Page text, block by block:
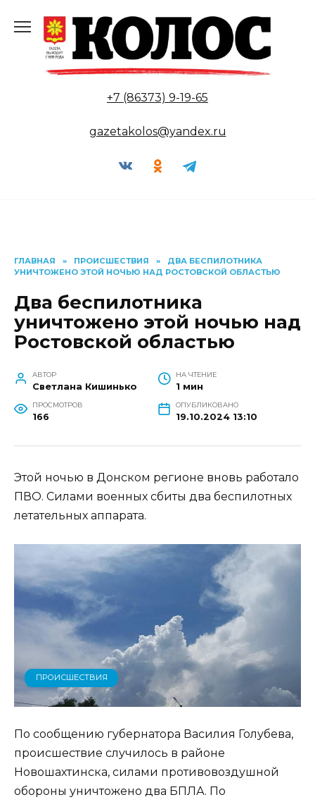
содержанию
+7 (86373) 9-19-65
gazetakolos@yandex.ru
ГЛАВНАЯ » ПРОИСШЕСТВИЯ »
ДВА БЕСПИЛОТНИКА
УНИЧТОЖЕНО ЭТОЙ НОЧЬЮ НАД РОСТОВСКОЙ ОБЛАСТЬЮ
Два беспилотника
уничтожено этой ночью над
Ростовской областью
АВТОР
Светлана Кишинько
НА ЧТЕНИЕ
1 мин
ПРОСМОТРОВ
166
ОПУБЛИКОВАНО
19.10.2024 13:10
Этой ночью в Донском регионе вновь работало
ПВО. Силами военных сбиты два беспилотных
летательных аппарата.
ПРОИСШЕСТВИЯ
По сообщению губернатора Василия Голубева,
происшествие случилось в районе
Новошахтинска, силами противовоздушной
обороны уничтожено два БПЛА. По